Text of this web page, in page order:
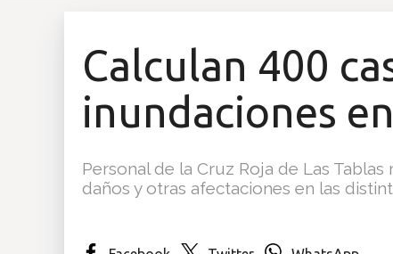
Calculan 400
inundaciones
Personal de la Cruz Roja de Las
daños y otras afectaciones en las